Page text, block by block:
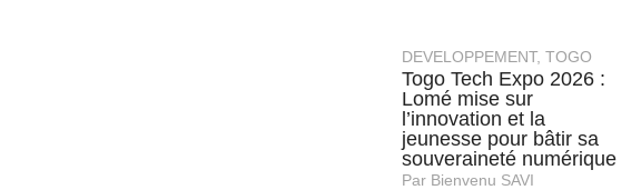
DEVELOPPEMENT, TOGO
Togo Tech Expo 2026 :
Lomé mise sur
l’innovation et la
jeunesse pour bâtir sa
souveraineté numérique
Par Bienvenu SAVI